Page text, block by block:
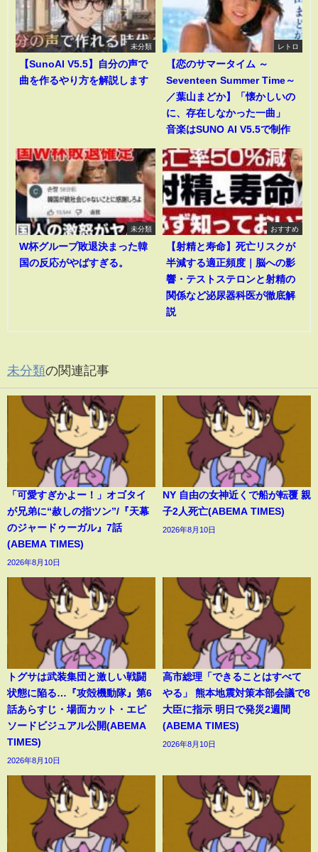
未分類
【SunoAI V5.5】自分の声で
曲を作るやり方を解説します
レトロ
【恋のサマータイム ～
Seventeen Summer Time～
／葉山まどか】「懐かしいの
に、存在しなかった一曲」
音楽はSUNO AI V5.5で制作
未分類
W杯グループ敗退決まった韓
国の反応がやばすぎる。
おすすめ
【射精と寿命】死亡リスクが
半減する適正頻度｜脳への影
響・テストステロンと射精の
関係など泌尿器科医が徹底解
説
未分類の関連記事
「可愛すぎかよー！」オゴタイ
が兄弟に“赦しの指ツン”/『天幕
のジャードゥーガル』7話
(ABEMA TIMES)
2026年8月10日
NY 自由の女神近くで船が転覆 親
子2人死亡(ABEMA TIMES)
2026年8月10日
トグサは武装集団と激しい戦闘
状態に陥る…『攻殻機動隊』第6
話あらすじ・場面カット・エピ
ソードビジュアル公開(ABEMA
TIMES)
2026年8月10日
高市総理「できることはすべて
やる」 熊本地震対策本部会議で8
大臣に指示 明日で発災2週間
(ABEMA TIMES)
2026年8月10日